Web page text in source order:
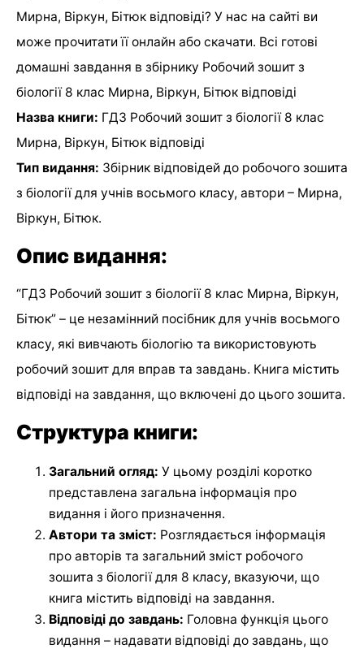
Мирна, Віркун, Бітюк відповіді? У нас на сайті ви
може прочитати її онлайн або скачати. Всі готові
домашні завдання в збірнику Робочий зошит з
біології 8 клас Мирна, Віркун, Бітюк відповіді
Назва книги: ГДЗ Робочий зошит з біології 8 клас
Мирна, Віркун, Бітюк відповіді
Тип видання: Збірник відповідей до робочого зошита
з біології для учнів восьмого класу, автори – Мирна,
Віркун, Бітюк.
Опис видання:
“ГДЗ Робочий зошит з біології 8 клас Мирна, Віркун,
Бітюк” – це незамінний посібник для учнів восьмого
класу, які вивчають біологію та використовують
робочий зошит для вправ та завдань. Книга містить
відповіді на завдання, що включені до цього зошита.
Структура книги:
Загальний огляд: У цьому розділі коротко
представлена загальна інформація про
видання і його призначення.
Автори та зміст: Розглядається інформація
про авторів та загальний зміст робочого
зошита з біології для 8 класу, вказуючи, що
книга містить відповіді на завдання.
Відповіді до завдань: Головна функція цього
видання – надавати відповіді до завдань, що